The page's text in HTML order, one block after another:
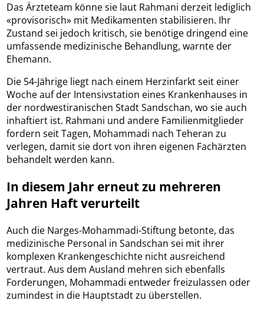
Das Ärzteteam könne sie laut Rahmani derzeit lediglich
«provisorisch» mit Medikamenten stabilisieren. Ihr
Zustand sei jedoch kritisch, sie benötige dringend eine
umfassende medizinische Behandlung, warnte der
Ehemann.
Die 54-Jährige liegt nach einem Herzinfarkt seit einer
Woche auf der Intensivstation eines Krankenhauses in
der nordwestiranischen Stadt Sandschan, wo sie auch
inhaftiert ist. Rahmani und andere Familienmitglieder
fordern seit Tagen, Mohammadi nach Teheran zu
verlegen, damit sie dort von ihren eigenen Fachärzten
behandelt werden kann.
In diesem Jahr erneut zu mehreren
Jahren Haft verurteilt
Auch die Narges-Mohammadi-Stiftung betonte, das
medizinische Personal in Sandschan sei mit ihrer
komplexen Krankengeschichte nicht ausreichend
vertraut. Aus dem Ausland mehren sich ebenfalls
Forderungen, Mohammadi entweder freizulassen oder
zumindest in die Hauptstadt zu überstellen.